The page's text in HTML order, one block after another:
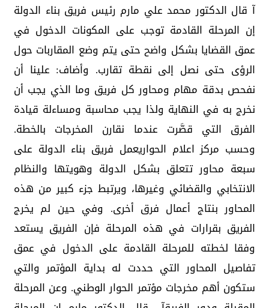
آ قال الدكتور محمد علي مارم رئيس فريق بناء الدولة
إن المرحلة القادمة توجب على المكونات الدخول في
عمق القضايا بشكل واضح حتى يتم وضع المقاربات حول
الرؤى حتى نصل إلى نقطة تقارب. وأضاف: علينا أن
نفحص بدقة مهام ومحاور كل فريق وما الذي يجب أن
نخرج به في النهاية ولذا يجب محاسبة ومساءلة قيادة
الفرق التي قصَّرت عندما نقارن المخرجات بالخطة.
وحسب مركز اعلام الحواريعمل فريق بناء الدولة على
سبعة محاور تتعلق بشكل الدولة وهويتها والنظام
الانتخابي والقضائي وغيرها، ويرتبط جزء كبير من هذه
المحاور بنتاج أعمال فرق أخرى. وفي حين لم يخرج
الفريق بقرارات في هذه المرحلة فإن الفريق يستعد
وفقا لخطته للمرحلة القادمة على الدخول في عمق
تفاصيل المحاور التي حددت له بداية المؤتمر والتي
ستكون أهم مخرجات مؤتمر الحوار الوطني. وعن المرحلة